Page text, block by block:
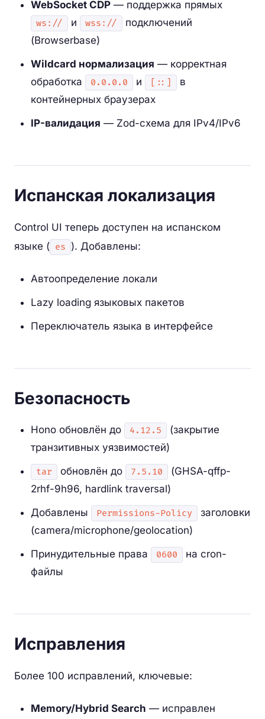
WebSocket CDP — поддержка прямых
ws:// и wss://
подключений
(Browserbase)
Wildcard нормализация — корректная
обработка
0.0.0.0 и [::]
в
контейнерных браузерах
IP-валидация — Zod-схема для IPv4/IPv6
Испанская локализация
Control UI теперь доступен на испанском
языке ( es ). Добавлены:
Автоопределение локали
Lazy loading языковых пакетов
Переключатель языка в интерфейсе
Безопасность
Hono обновлён до 4.12.5
(закрытие
транзитивных уязвимостей)
tar обновлён до 7.5.10
(GHSA-qffp-
2rhf-9h96, hardlink traversal)
Добавлены
Permissions-Policy
заголовки
(camera/microphone/geolocation)
Принудительные права
0600
на cron-
файлы
Исправления
Более 100 исправлений, ключевые:
Memory/Hybrid Search — исправлен